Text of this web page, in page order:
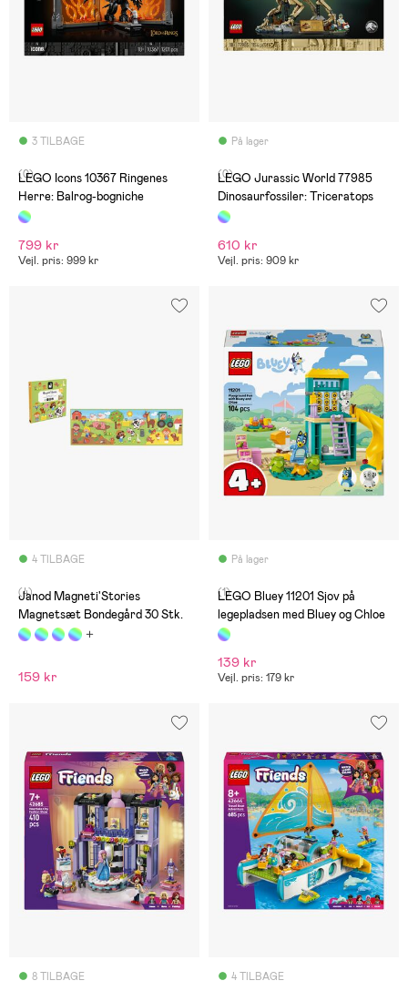
3 TILBAGE
(0)
LEGO Icons 10367 Ringenes
Herre: Balrog-bogniche
799 kr
Vejl. pris: 999 kr
På lager
(0)
LEGO Jurassic World 77985
Dinosaurfossiler: Triceratops
610 kr
Vejl. pris: 909 kr
4 TILBAGE
(4)
Janod Magneti'Stories
Magnetsæt Bondegård 30 Stk.
159 kr
På lager
(1)
LEGO Bluey 11201 Sjov på
legepladsen med Bluey og Chloe
139 kr
Vejl. pris: 179 kr
8 TILBAGE 4 TILBAGE